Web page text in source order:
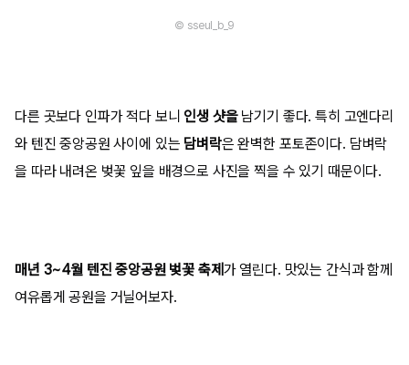
© sseul_b_9
다른 곳보다 인파가 적다 보니 인생 샷을남기기 좋다. 특히 고엔다리
와 텐진 중앙공원 사이에 있는 담벼락은 완벽한 포토존이다. 담벼락
을 따라 내려온 벚꽃 잎을 배경으로 사진을 찍을 수 있기 때문이다.
매년 3~4월 텐진 중앙공원 벚꽃 축제 가 열린다. 맛있는 간식과 함께
여유롭게 공원을 거닐어보자.